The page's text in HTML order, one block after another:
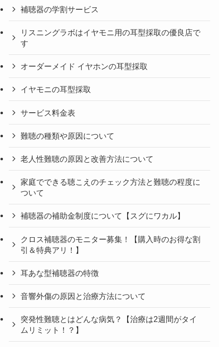
補聴器の学割サービス
リスニングラボはイヤモニ用の耳型採取の優良店で
す
オーダーメイド イヤホンの耳型採取
イヤモニの耳型採取
サービス料金表
難聴の種類や原因について
老人性難聴の原因と改善方法について
家庭でできる聴こえのチェック方法と難聴の程度に
ついて
補聴器の補助金制度について【スグにワカル】
クロス補聴器のモニター募集！【購入時のお得な割
引＆特典アリ！】
耳あな型補聴器の特徴
音響外傷の原因と治療方法について
突発性難聴とはどんな病気？【治療は2週間がタイ
ムリミット！？】